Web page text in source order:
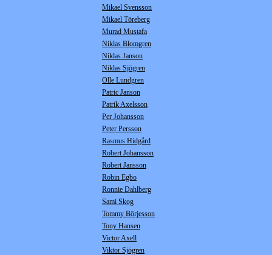
Mikael Svensson
Mikael Töreberg
Murad Mustafa
Niklas Blomgren
Niklas Janson
Niklas Sjögren
Olle Lundgren
Patric Janson
Patrik Axelsson
Per Johansson
Peter Persson
Rasmus Hidgård
Robert Johansson
Robert Jansson
Robin Egbo
Ronnie Dahlberg
Sami Skog
Tommy Börjesson
Tony Hansen
Victor Axell
Viktor Sjögren